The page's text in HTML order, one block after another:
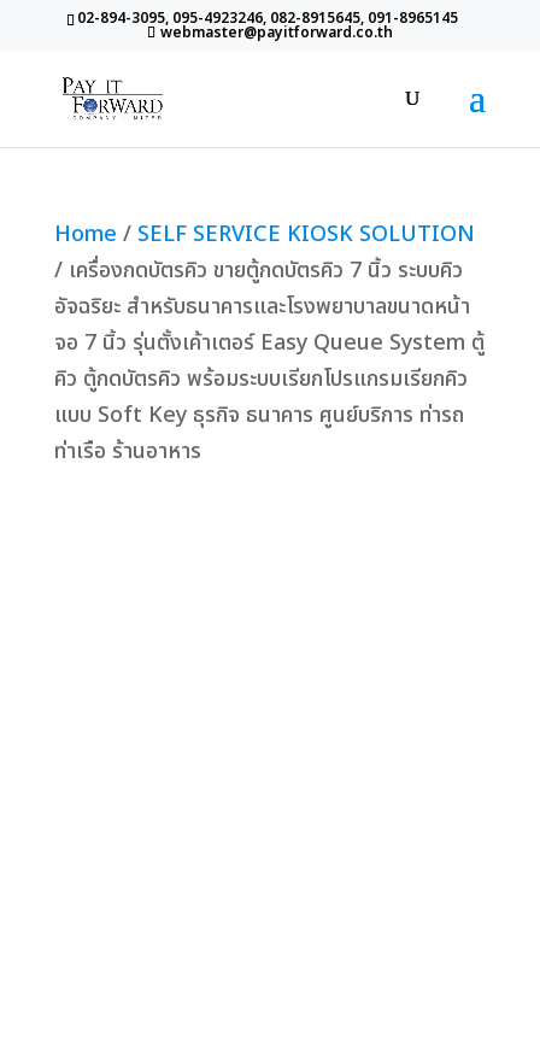
02-894-3095, 095-4923246, 082-8915645, 091-8965145
webmaster@payitforward.co.th
Home / SELF SERVICE KIOSK SOLUTION
/ เครื่องกดบัตรคิว ขายตู้กดบัตรคิว 7 นิ้ว ระบบคิว
อัจฉริยะ สำหรับธนาคารและโรงพยาบาลขนาดหน้า
จอ 7 นิ้ว รุ่นตั้งเค้าเตอร์ Easy Queue System ตู้
คิว ตู้กดบัตรคิว พร้อมระบบเรียกโปรแกรมเรียกคิว
แบบ Soft Key ธุรกิจ ธนาคาร ศูนย์บริการ ท่ารถ
ท่าเรือ ร้านอาหาร